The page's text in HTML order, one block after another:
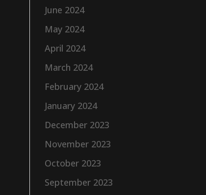
June 2024
May 2024
April 2024
March 2024
February 2024
January 2024
December 2023
November 2023
October 2023
September 2023